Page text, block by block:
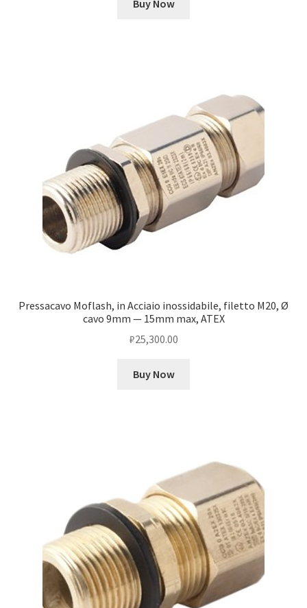
Buy Now
Pressacavo Moflash, in Acciaio inossidabile, filetto M20, Ø
cavo 9mm — 15mm max, ATEX
₽25,300.00
Buy Now